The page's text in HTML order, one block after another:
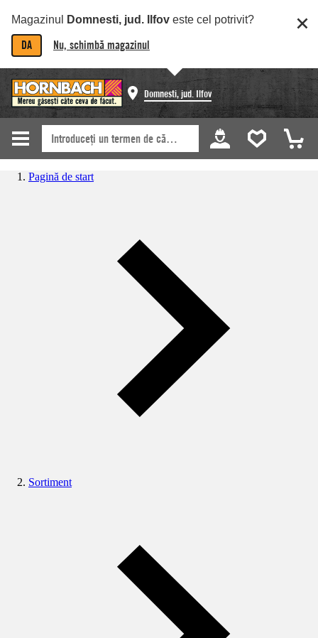
Magazinul Domnesti, jud. Ilfov este cel potrivit?
DA Nu, schimbă magazinul
Domnesti, jud. Ilfov
Pagină de start
Sortiment